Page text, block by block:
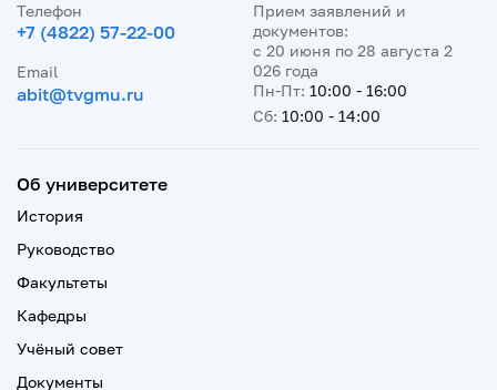
Телефон
+7 (4822) 57-22-00
Email
abit@tvgmu.ru
Прием заявлений и
документов:
с 20 июня по 28 августа 2
026 года
Пн-Пт: 10:00 - 16:00
Сб: 10:00 - 14:00
Об университете
История
Руководство
Факультеты
Кафедры
Учёный совет
Документы